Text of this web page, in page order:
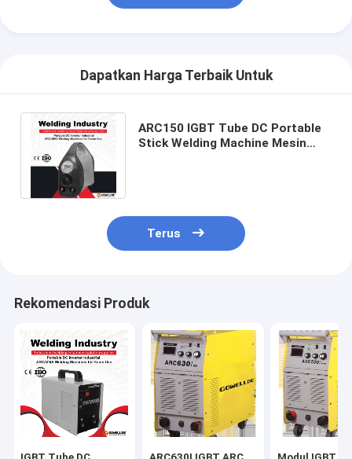
Dapatkan Harga Terbaik Untuk
ARC150 IGBT Tube DC Portable
Stick Welding Machine Mesin
Terus
Rekomendasi Produk